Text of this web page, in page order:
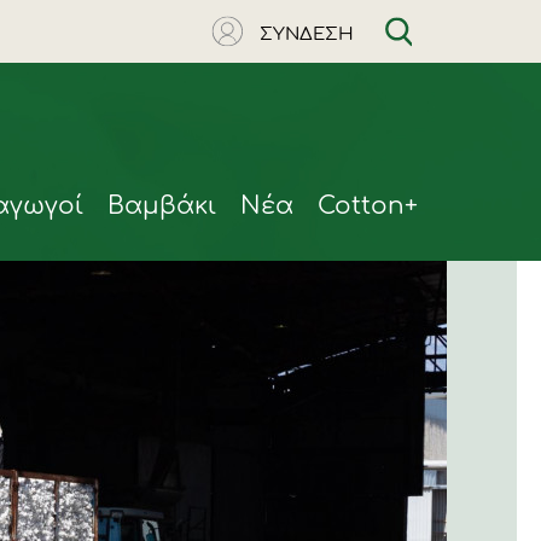
ΣΥΝΔΕΣΗ
Βαμβάκι Νέα Cotton+